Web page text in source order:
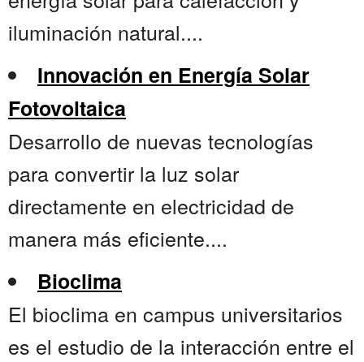
iluminación natural....
Innovación en Energía Solar
Fotovoltaica
Desarrollo de nuevas tecnologías
para convertir la luz solar
directamente en electricidad de
manera más eficiente....
Bioclima
El bioclima en campus universitarios
es el estudio de la interacción entre el